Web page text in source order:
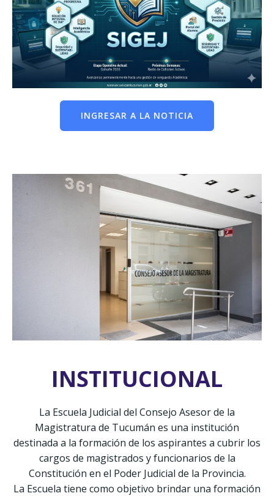
INGRESAR A LA NOTICIA
INSTITUCIONAL
La Escuela Judicial del Consejo Asesor de la
Magistratura de Tucumán es una institución
destinada a la formación de los aspirantes a cubrir los
cargos de magistrados y funcionarios de la
Constitución en el Poder Judicial de la Provincia.
La Escuela tiene como objetivo brindar una formación